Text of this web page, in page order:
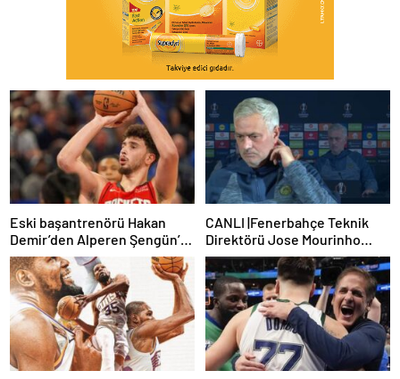
Eski başantrenörü Hakan
Demir’den Alperen Şengün’e
övgü
CANLI |Fenerbahçe Teknik
Direktörü Jose Mourinho
basın toplantısı düzenliyor:
Sakatlık ve Mauro Icardi
cevabı!